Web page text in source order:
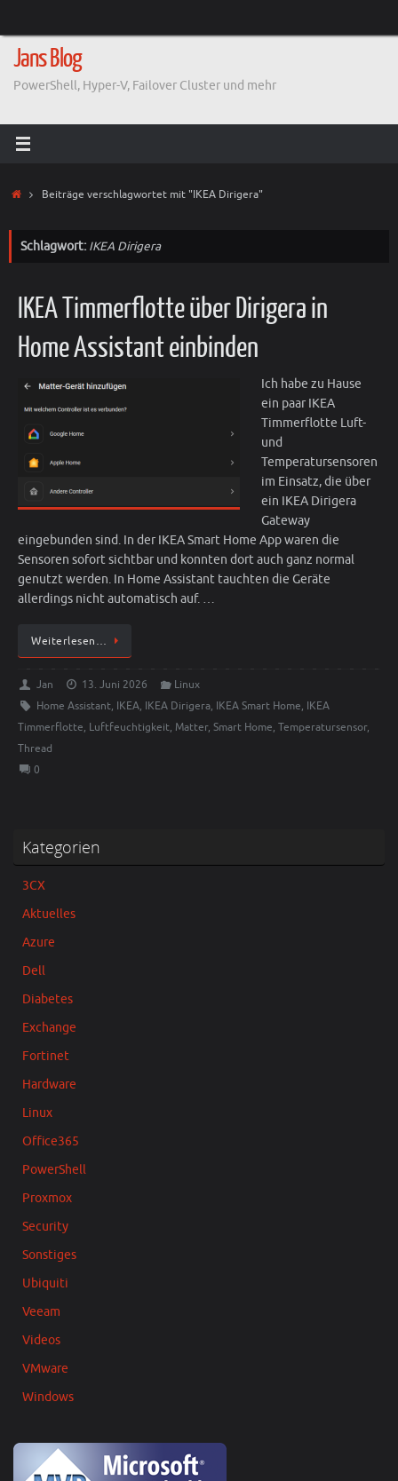
springen
Jans Blog
PowerShell, Hyper-V, Failover Cluster und mehr
StartBeiträge verschlagwortet mit "IKEA Dirigera"
Schlagwort: IKEA Dirigera
IKEA Timmerflotte über Dirigera in
Home Assistant einbinden
Ich habe zu Hause
ein paar IKEA
Timmerflotte Luft-
und
Temperatursensoren
im Einsatz, die über
ein IKEA Dirigera
Gateway
eingebunden sind. In der IKEA Smart Home App waren die
Sensoren sofort sichtbar und konnten dort auch ganz normal
genutzt werden. In Home Assistant tauchten die Geräte
allerdings nicht automatisch auf. …
Weiterlesen…
Jan 13. Juni 2026
Linux
Home Assistant, IKEA, IKEA Dirigera, IKEA Smart Home, IKEA
Timmerflotte, Luftfeuchtigkeit, Matter, Smart Home, Temperatursensor,
Thread
0
Kategorien
3CX
Aktuelles
Azure
Dell
Diabetes
Exchange
Fortinet
Hardware
Linux
Office365
PowerShell
Proxmox
Security
Sonstiges
Ubiquiti
Veeam
Videos
VMware
Windows